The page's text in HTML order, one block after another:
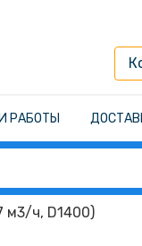
РАБОТЫ
м3/ч, D1400)